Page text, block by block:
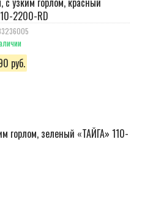
2200-RD
руб.